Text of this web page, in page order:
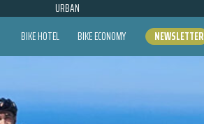
URBAN
BIKE HOTEL BIKE ECONOMY NEWSLETTER